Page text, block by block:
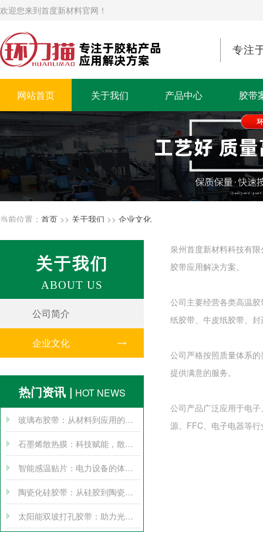
欢迎您来到首度新材料官网！
专注
网站首页 关于我们 产品中心 胶带
当前位置： 首页 >> 关于我们 >> 企业文化
关于我们
ABOUT US
公司简介
企业文化
热门资讯 | HOT NEWS
玻璃布胶带：从材料到应用的全方位探索
石墨烯散热膜：科技赋能，散热无忧
智能感温贴片：电力设备的体温计
陶瓷化硅胶带：从硅胶到陶瓷的跨界变身
太阳能双玻打孔胶带：助力光伏产业腾飞
泉州首度新材料科技有
胶带应用解决方案。
公司主要经营各类高温
纸胶带、牛皮纸胶带、
公司严格按照质量体系
提供满意的服务。
公司产品广泛应用于电
源、FFC、电子电器等